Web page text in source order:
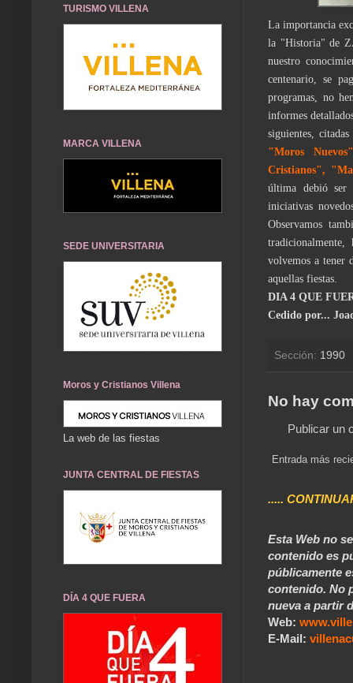
La importancia
la "Historia" de
nuestro
centenario, se
programas, no
informes
siguientes,
"Moros
Cristianos",
última debió ser
iniciativas
Observamos
volvemos a tener
aquellas fiestas.
DIA 4 QUE
Cedido por...
Sección: 1990
No hay
Publicar un
Entrada más
.....
Esta Web no
contenido es
públicamente
contenido. No
nueva a partir
Web:
E-Mail:
TURISMO VILLENA
MARCA VILLENA
SEDE UNIVERSITARIA
Moros y Cristianos Villena
La web de las fiestas
JUNTA CENTRAL DE FIESTAS
DÍA 4 QUE FUERA